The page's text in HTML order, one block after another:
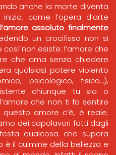
anche la morte diventa
come l’opera d’arte
assoluto finalmente
un crocifisso non si
non esiste: l’amore che
che ama senza chiedere
qualsiasi potere violento
psicologico, fisico…),
chiunque tu sia o
che non ti fa sentire
amore c’è, è reale.
dei capolavori fatti dagli
qualcosa che supera
è il culmine della bellezza e